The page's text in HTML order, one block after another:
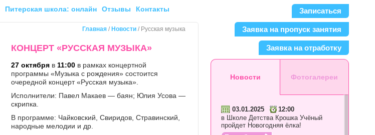
Питерская школа: онлайн Отзывы Контакты Записаться
Главная / Новости / Русская музыка
КОНЦЕРТ «РУССКАЯ МУЗЫКА»
27 октября в 11:00 в рамках концертной
программы «Музыка с рождения» состоится
очередной концерт «Русская музыка».
Исполнители: Павел Макаев — баян; Юлия Усова —
скрипка.
В программе: Чайковский, Свиридов, Стравинский,
народные мелодии и др.
Заявка на пропуск занятия
Заявка на отработку
Новости Фотогалереи
03.01.2025
12:00
в Школе Детства Крошка Учёный
пройдет Новогодняя ёлка!